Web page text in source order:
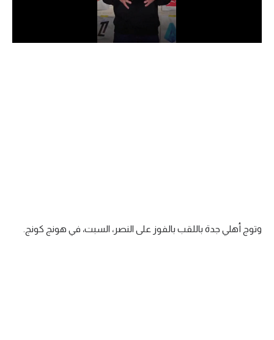
دوري أبطال إفريقيا
سعودي في الجول
وتوج أهلي جدة باللقب بالفوز على النصر، السبت، في هونج كونج.